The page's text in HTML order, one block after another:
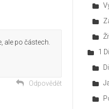
ale po částech.
Odpovědět
1